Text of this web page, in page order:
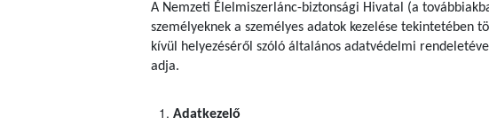
A Nemzeti Élelmiszerlánc-biztonsági Hivatal (a
személyeknek a személyes adatok kezelése
kívül helyezéséről szóló általános adatvédelmi
adja.
Adatkezelő